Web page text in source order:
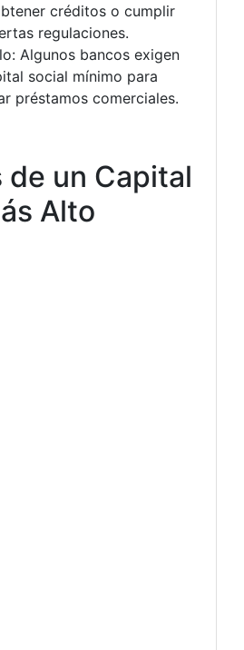
créditos o cumplir
regulaciones.
Algunos bancos exigen
social mínimo para
préstamos comerciales.
de un Capital
Alto